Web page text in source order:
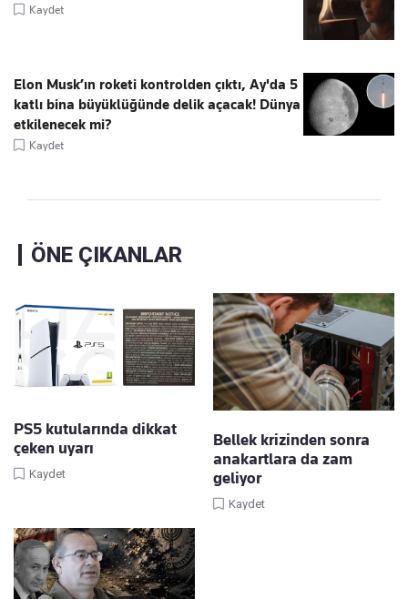
Kaydet
Elon Musk’ın roketi kontrolden çıktı, Ay'da 5
katlı bina büyüklüğünde delik açacak! Dünya
etkilenecek mi?
Kaydet
ÖNE ÇIKANLAR
PS5 kutularında dikkat
çeken uyarı
Kaydet
Bellek krizinden sonra
anakartlara da zam
geliyor
Kaydet